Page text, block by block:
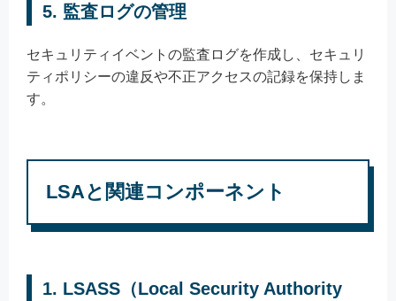
5. 監査ログの管理
セキュリティイベントの監査ログを作成し、セキュリ
ティポリシーの違反や不正アクセスの記録を保持しま
す。
LSAと関連コンポーネント
1. LSASS（Local Security Authority